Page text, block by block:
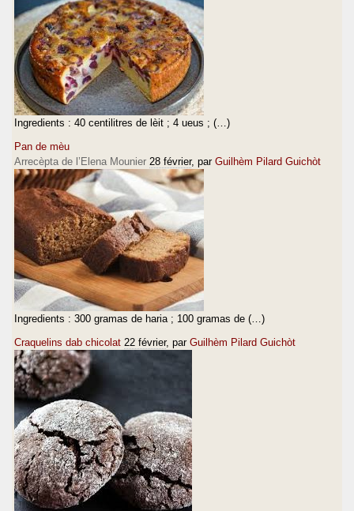
Ingredients : 40 centilitres de lèit ; 4 ueus ; (…)
Pan de mèu
Arrecèpta de l’Elena Mounier 28 février, par Guilhèm Pilard Guichòt
Ingredients : 300 gramas de haria ; 100 gramas de (…)
Craquelins dab chicolat 22 février, par Guilhèm Pilard Guichòt